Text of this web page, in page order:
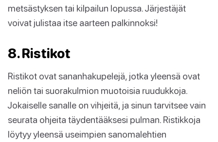
metsästyksen tai kilpailun lopussa. Järjestäjät
voivat julistaa itse aarteen palkinnoksi!
8. Ristikot
Ristikot ovat sananhakupelejä, jotka yleensä ovat
neliön tai suorakulmion muotoisia ruudukkoja.
Jokaiselle sanalle on vihjeitä, ja sinun tarvitsee vain
seurata ohjeita täydentääksesi pulman. Ristikkoja
löytyy yleensä useimpien sanomalehtien